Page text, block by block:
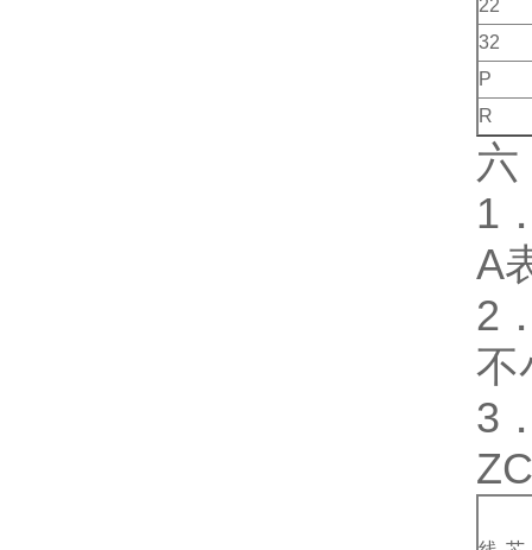
22
32
P
R
六
1
A
2
不
3